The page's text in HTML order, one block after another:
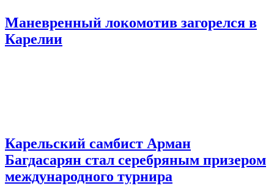
Маневренный локомотив загорелся в
Карелии
Карельский самбист Арман
Багдасарян стал серебряным призером
международного турнира